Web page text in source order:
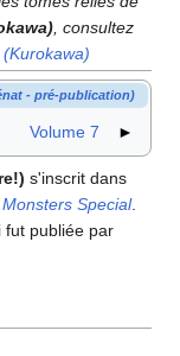
, consultez
- pré-publication)
Volume 7 ►
s'inscrit dans
Special.
fut publiée par